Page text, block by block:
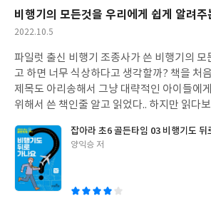
이것 또한 역사의 한 페이지 뿐이며 아마도 미
실수와 역사적 사건은 똑같이 벌어질것이다. 그것이 바로 정말 많은
시간이 흘렀지만 변하지 않는 인간의 마음과
에서 보여준 역사와 사건들이 진실되게 보여준다. 같은 실수를 반복
하지 않도록 역사의 사례에서 좋은 점을 찾아
신만의 그림을 그려볼수 있는 인간의 모습으로 살아가는 것이 어떨
까 하는 생각을 이 책을 읽는내내 해 보았다. 그리고 쉽게 역사의 페
이지를 그려내는 저자의 구성과 글 솜씨 또한
하는 계기가 된것 같다. 역사와 과거의 사건 이야기를 너무 어렵게
생각하지 말고 과거의 역사 사건으로 실수가
만드는 기회가 되었으면 좋겠다
않고 상대방도 이해할수 있는 언어로 표현한다. 하지만 이 책의 선
들의 대화는 주제에서 한두단계 뛰어 넘는것
화의 주제가 광범위한 주제로 바뀌어서 서로간에 대화를 하기 위해
서인지 자신들이 지식의 수준을 보여주려고
하면 정말로 대화가 되기는 할까 하는 정도로 너무 어려운 대화의 수
준이었다. 우리가 과거로 가서 유명한 철학자와 얘기할수 있는 기회
가 온다고 하더라도 지식과 살아온 과거의 수
과출신이라서 그런지 이해할수 없는 대화가
이어지고 있고 그것을 다른 사람들은 서로간에 한 대
게 생각하는 모습을 보고 이해성찰의 대표적
절대 이해할수 없는 벽이라는 것을 깨닫게 되었다. 같은 내용
번이상 읽어보았지만 이 책의 저자나 아님 이
비행기의 모든것을 우리에게 쉽게 알려주
작
일
2022.10.5
파일럿 출신 비행기 조종사가 쓴 비행기의
고 하면 너무 식상하다고 생각할까? 책을 처음 접하고 두께가 얇고
제목도 아리송해서 그냥 대략적인 아이들에
위해서 쓴 책인줄 알고 읽었다.. 하지만 읽다보니 일반직인 나 조차
가 만들어지게 된 이유를 시작으로 비행기가
행기를 만들기 위해서 전세계적으로 노력했던 인물들과 그들의 이
야기.. 이것에서 끝이 아닌 전문적인 비행기의 구조와 원리 그리고
우리가 비행기를 타면서 궁금했던 모든것의 내용으로 가득했다. 그
리고 비행기를 자주 이용하지 않는 사람들도
잡아라 초6 골든타임 03 비행기도 뒤
글
양익승 저